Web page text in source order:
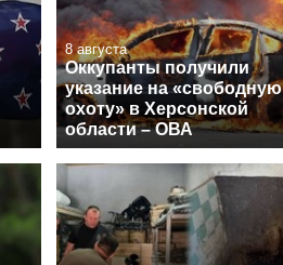
8 августа
Оккупанты получили
указание на «свободную
охоту» в Херсонской
области – ОВА